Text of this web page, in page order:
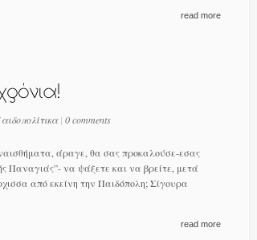
read more
| 0 comments
άραγε, θα σας προκαλούσε-εσας
Παναγιάς”- να ψάξετε και να βρείτε, μετά
από εκείνη την Παιδόπολη; Σίγουρα
read more